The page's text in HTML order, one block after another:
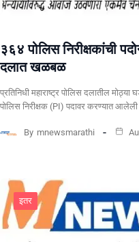
३६४ पोलिस निरीक्षकांची
दलात खळबळ
प्रतिनिधी महाराष्ट्र पोलिस दलातील
पोलिस निरीक्षक (PI) पदावर करण्यात आलेली
By mnewsmarathi
इतर